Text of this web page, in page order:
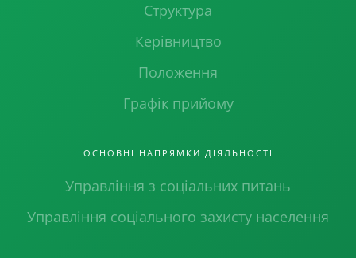
Структура
Керівництво
Положення
Графік прийому
ОСНОВНІ НАПРЯМКИ ДІЯЛЬНОСТІ
Управління з соціальних питань
Управління соціального захисту населення